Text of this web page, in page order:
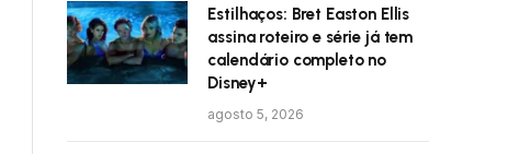
Estilhaços: Bret Easton Ellis
assina roteiro e série já tem
calendário completo no
Disney+
agosto 5, 2026